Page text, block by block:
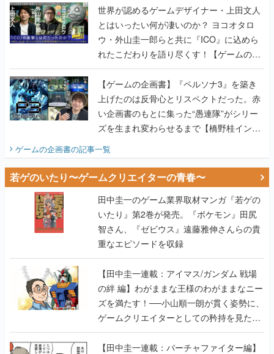
世界が認めるゲームデザイナー・上田文人
とはいったい何が凄いのか？ ヨコオタロ
ウ・外山圭一郎らと共に『ICO』に込めら
れたこだわりを語り尽くす！【ゲームの企
画書】
【ゲームの企画書】『ペルソナ3』を築き
上げたのは反骨心とリスペクトだった。赤
い企画書のもとに集った“愚連隊”がシリー
ズを生まれ変わらせるまで【橋野桂インタ
ゲームの企画書の記事一覧
若ゲのいたり〜ゲームクリエイターの青春〜
田中圭一のゲーム業界取材マンガ『若ゲの
いたり』第2巻が発売。『ポケモン』田尻
智さん、『ゼビウス』遠藤雅伸さんらの貴
重なエピソードを収録
【田中圭一連載：アイマス/ガンダム 戦場
の絆 編】わがままな王様のわがままなニー
ズを満たす！──小山順一朗が貫く姿勢に、
ゲームクリエイターとしての矜持を見た
【若ゲのいたり最終回】
【田中圭一連載：バーチャファイター編】